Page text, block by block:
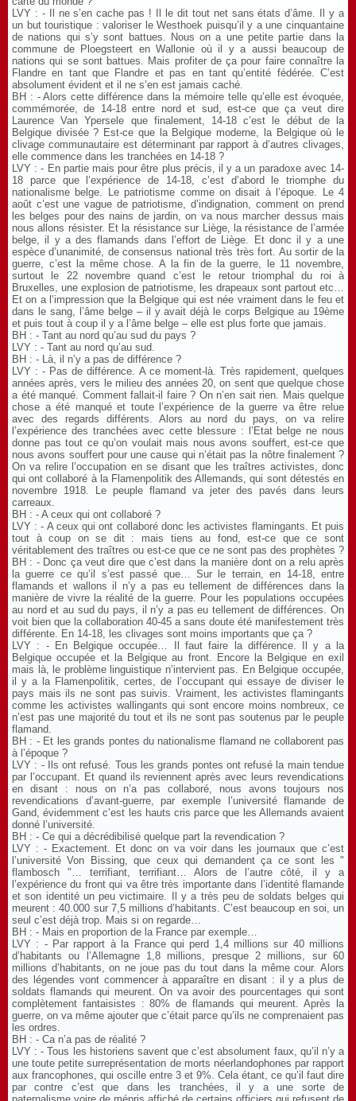
LVY : - Il ne s’en cache pas ! Il le dit tout net sans états d’âme. Il y a
un but touristique : valoriser le Westhoek puisqu’il y a une cinquantaine
de nations qui s’y sont battues. Nous on a une petite partie dans la
commune de Ploegsteert en Wallonie où il y a aussi beaucoup de
nations qui se sont battues. Mais profiter de ça pour faire connaître la
Flandre en tant que Flandre et pas en tant qu’entité fédérée. C’est
absolument évident et il ne s’en est jamais caché.
BH : - Alors cette différence dans la mémoire telle qu’elle est évoquée,
commémorée, de 14-18 entre nord et sud, est-ce que ça veut dire
Laurence Van Ypersele que finalement, 14-18 c’est le début de la
Belgique divisée ? Est-ce que la Belgique moderne, la Belgique où le
clivage communautaire est déterminant par rapport à d’autres clivages,
elle commence dans les tranchées en 14-18 ?
LVY : - En partie mais pour être plus précis, il y a un paradoxe avec 14-
18 parce que l’expérience de 14-18, c’est d’abord le triomphe du
nationalisme belge. Le patriotisme comme on disait à l’époque. Le 4
août c’est une vague de patriotisme, d’indignation, comment on prend
les belges pour des nains de jardin, on va nous marcher dessus mais
nous allons résister. Et la résistance sur Liège, la résistance de l’armée
belge, il y a des flamands dans l’effort de Liège. Et donc il y a une
espèce d’unanimité, de consensus national très très fort. Au sortir de la
guerre, c’est la même chose. A la fin de la guerre, le 11 novembre,
surtout le 22 novembre quand c’est le retour triomphal du roi à
Bruxelles, une explosion de patriotisme, les drapeaux sont partout etc…
Et on a l’impression que la Belgique qui est née vraiment dans le feu et
dans le sang, l’âme belge – il y avait déjà le corps Belgique au 19ème
et puis tout à coup il y a l’âme belge – elle est plus forte que jamais.
BH : - Tant au nord qu’au sud du pays ?
LVY : - Tant au nord qu’au sud.
BH : - Là, il n’y a pas de différence ?
LVY : - Pas de différence. A ce moment-là. Très rapidement, quelques
années après, vers le milieu des années 20, on sent que quelque chose
a été manqué. Comment fallait-il faire ? On n’en sait rien. Mais quelque
chose a été manqué et toute l’expérience de la guerre va être relue
avec des regards différents. Alors au nord du pays, on va relire
l’expérience des tranchées avec cette blessure : l’Etat belge ne nous
donne pas tout ce qu’on voulait mais nous avons souffert, est-ce que
nous avons souffert pour une cause qui n’était pas la nôtre finalement ?
On va relire l’occupation en se disant que les traîtres activistes, donc
qui ont collaboré à la Flamenpolitik des Allemands, qui sont détestés en
novembre 1918. Le peuple flamand va jeter des pavés dans leurs
carreaux.
BH : - A ceux qui ont collaboré ?
LVY : - A ceux qui ont collaboré donc les activistes flamingants. Et puis
tout à coup on se dit : mais tiens au fond, est-ce que ce sont
véritablement des traîtres ou est-ce que ce ne sont pas des prophètes ?
BH : - Donc ça veut dire que c’est dans la manière dont on a relu après
la guerre ce qu’il s’est passé que… Sur le terrain, en 14-18, entre
flamands et wallons il n’y a pas eu tellement de différences dans la
manière de vivre la réalité de la guerre. Pour les populations occupées
au nord et au sud du pays, il n’y a pas eu tellement de différences. On
voit bien que la collaboration 40-45 a sans doute été manifestement très
différente. En 14-18, les clivages sont moins importants que ça ?
LVY : - En Belgique occupée… Il faut faire la différence. Il y a la
Belgique occupée et la Belgique au front. Encore la Belgique en exil
mais là, le problème linguistique n’intervient pas. En Belgique occupée,
il y a la Flamenpolitik, certes, de l’occupant qui essaye de diviser le
pays mais ils ne sont pas suivis. Vraiment, les activistes flamingants
comme les activistes wallingants qui sont encore moins nombreux, ce
n’est pas une majorité du tout et ils ne sont pas soutenus par le peuple
flamand.
BH : - Et les grands pontes du nationalisme flamand ne collaborent pas
à l’époque ?
LVY : - Ils ont refusé. Tous les grands pontes ont refusé la main tendue
par l’occupant. Et quand ils reviennent après avec leurs revendications
en disant : nous on n’a pas collaboré, nous avons toujours nos
revendications d’avant-guerre, par exemple l’université flamande de
Gand, évidemment c’est les hauts cris parce que les Allemands avaient
donné l’université.
BH : - Ce qui a décrédibilisé quelque part la revendication ?
LVY : - Exactement. Et donc on va voir dans les journaux que c’est
l’université Von Bissing, que ceux qui demandent ça ce sont les "
flambosch "… terrifiant, terrifiant… Alors de l’autre côté, il y a
l’expérience du front qui va être très importante dans l’identité flamande
et son identité un peu victimaire. Il y a très peu de soldats belges qui
meurent : 40.000 sur 7,5 millions d’habitants. C’est beaucoup en soi, un
seul c’est déjà trop. Mais si on regarde…
BH : - Mais en proportion de la France par exemple…
LVY : - Par rapport à la France qui perd 1,4 millions sur 40 millions
d’habitants ou l’Allemagne 1,8 millions, presque 2 millions, sur 60
millions d’habitants, on ne joue pas du tout dans la même cour. Alors
des légendes vont commencer à apparaître en disant : il y a plus de
soldats flamands qui meurent. On va avoir des pourcentages qui sont
complètement fantaisistes : 80% de flamands qui meurent. Après la
guerre, on va même ajouter que c’était parce qu’ils ne comprenaient pas
les ordres.
BH : - Ca n’a pas de réalité ?
LVY : - Tous les historiens savent que c’est absolument faux, qu’il n’y a
une toute petite surreprésentation de morts néerlandophones par rapport
aux francophones, qui oscille entre 3 et 9%. Cela étant, ce qu’il faut dire
par contre c’est que dans les tranchées, il y a une sorte de